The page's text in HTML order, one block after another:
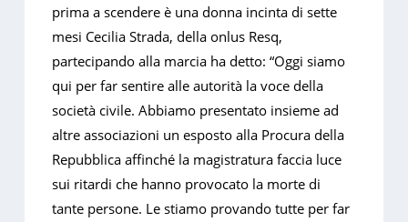
prima a scendere è una donna incinta di sette
mesi Cecilia Strada, della onlus Resq,
partecipando alla marcia ha detto: “Oggi siamo
qui per far sentire alle autorità la voce della
società civile. Abbiamo presentato insieme ad
altre associazioni un esposto alla Procura della
Repubblica affinché la magistratura faccia luce
sui ritardi che hanno provocato la morte di
tante persone. Le stiamo provando tutte per far